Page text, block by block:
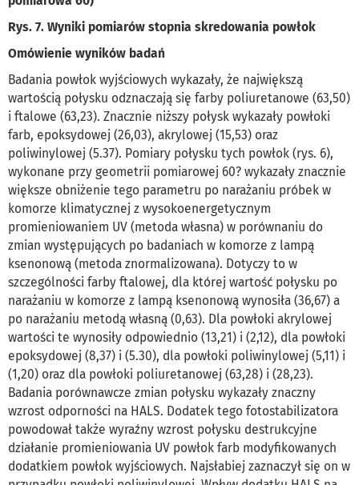
Rys. 7. Wyniki pomiarów stopnia skredowania powłok
Omówienie wyników badań
Badania powłok wyjściowych wykazały, że największą
wartością połysku odznaczają się farby poliuretanowe (63,50)
i ftalowe (63,23). Znacznie niższy połysk wykazały powłoki
farb, epoksydowej (26,03), akrylowej (15,53) oraz
poliwinylowej (5.37). Pomiary połysku tych powłok (rys. 6),
wykonane przy geometrii pomiarowej 60? wykazały znacznie
większe obniżenie tego parametru po narażaniu próbek w
komorze klimatycznej z wysokoenergetycznym
promieniowaniem UV (metoda własna) w porównaniu do
zmian występujących po badaniach w komorze z lampą
ksenonową (metoda znormalizowana). Dotyczy to w
szczególności farby ftalowej, dla której wartość połysku po
narażaniu w komorze z lampą ksenonową wynosiła (36,67) a
po narażaniu metodą własną (0,63). Dla powłoki akrylowej
wartości te wynosiły odpowiednio (13,21) i (2,12), dla powłoki
epoksydowej (8,37) i (5.30), dla powłoki poliwinylowej (5,11) i
(1,20) oraz dla powłoki poliuretanowej (63,28) i (28,23).
Badania porównawcze zmian połysku wykazały znaczny
wzrost odporności na HALS. Dodatek tego fotostabilizatora
powodował także wyraźny wzrost połysku destrukcyjne
działanie promieniowania UV powłok farb modyfikowanych
dodatkiem powłok wyjściowych. Najsłabiej zaznaczył się on w